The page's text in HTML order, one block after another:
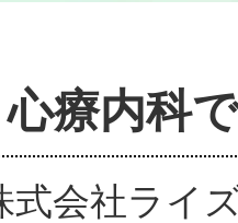
療内科
式会社ライ